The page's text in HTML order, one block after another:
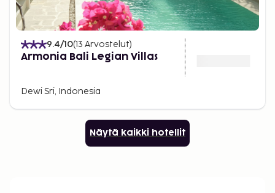
9.4/10(13 Arvostelut)
Armonia Bali Legian Villas
Dewi Sri, Indonesia
Näytä kaikki hotellit